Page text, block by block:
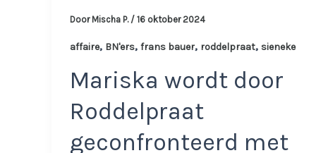
Door Mischa P. / 16 oktober 2024
affaire, BN'ers, frans bauer, roddelpraat, sieneke
Mariska wordt door
Roddelpraat
geconfronteerd met